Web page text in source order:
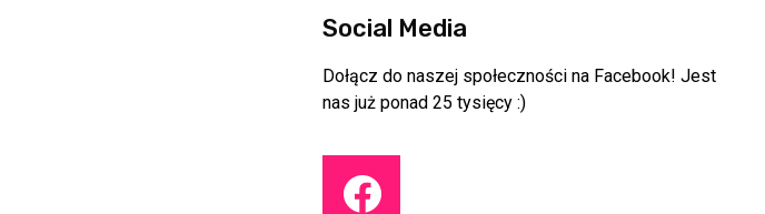
Social Media
Dołącz do naszej społeczności na Facebook! Jest
nas już ponad 25 tysięcy :)